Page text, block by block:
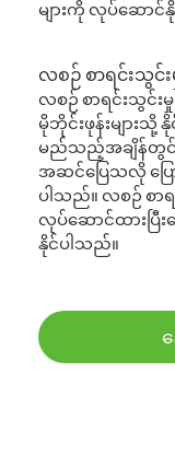
များကို လုပ်ဆော
လစဉ် စာရင်းသွင်
လစဉ် စာရင်းသွင်း
မိုဘိုင်းဖုန်းများသို့
မည်သည့်အချိန်တွ
အဆင်ပြေသလို ပြ
ပါသည်။ လစဉ် စာ
လုပ်ဆောင်ထားပြီး
နိုင်ပါသည်။